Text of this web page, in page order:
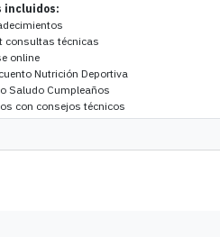
incluidos:
consultas técnicas
online
Nutrición Deportiva
Saludo Cumpleaños
con consejos técnicos